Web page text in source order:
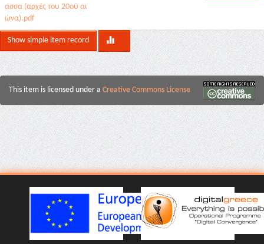
ασσα (αρχές του 20ού αι
ώνα).pdf
Show simple item record
This item is licensed under a Creative Commons License